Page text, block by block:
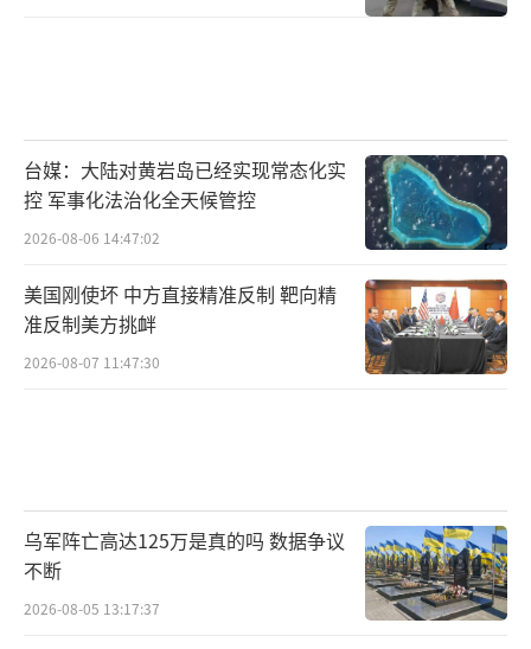
台媒：大陆对黄岩岛已经实现常态化实
控 军事化法治化全天候管控
2026-08-06 14:47:02
美国刚使坏 中方直接精准反制 靶向精
准反制美方挑衅
2026-08-07 11:47:30
乌军阵亡高达125万是真的吗 数据争议
不断
2026-08-05 13:17:37